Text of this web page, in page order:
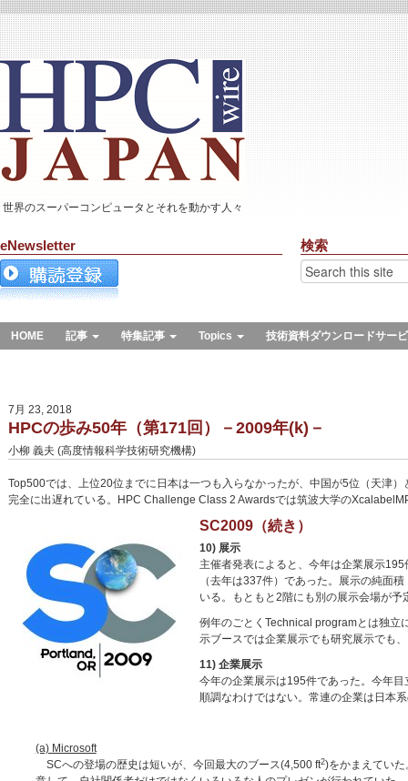
世界のスーパーコンピュータとそれを動かす人々
eNewsletter 検索
HOME 記事 特集記事 Topics 技術資料ダウンロードサー
7月 23, 2018
HPCの歩み50年（第171回）－2009年(k)－
小柳 義夫 (高度情報科学技術研究機構)
Top500では、上位20位までに日本は一つも入らなかったが、中国が5位（天津
完全に出遅れている。HPC Challenge Class 2 Awardsでは筑波大学の
SC2009（続き）
10) 展示
主催者発表によると、今年は企業展示
（去年は337件）であった。展示の純面
いる。もともと2階にも別の展示会場が
例年のごとくTechnical programとは独立
示ブースでは企業展示でも研究展示でも
11) 企業展示
今年の企業展示は195件であった。今年
順調なわけではない。常連の企業は日本
(a) Microsoft
SCへの登場の歴史は短いが、今回最大のブース(4,500 ft2)をかまえてい